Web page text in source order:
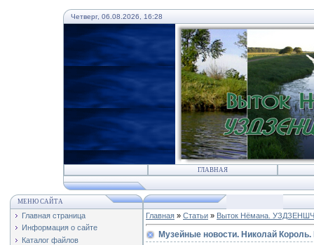
Четверг, 06.08.2026, 16:28
ГЛАВНАЯ
МЕНЮ САЙТА
Главная страница
Информация о сайте
Каталог файлов
Главная » Статьи » Выток Нёмана.
Музейные новости. Николай Король.